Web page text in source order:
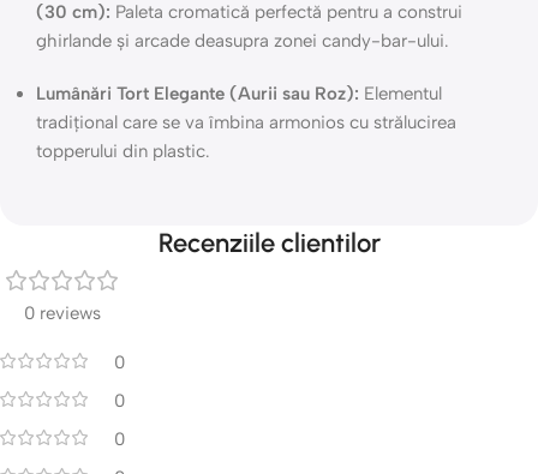
(30 cm): Paleta cromatică perfectă pentru a construi
ghirlande și arcade deasupra zonei candy-bar-ului.
Lumânări Tort Elegante (Aurii sau Roz): Elementul
tradițional care se va îmbina armonios cu strălucirea
topperului din plastic.
Recenziile clientilor
0 reviews
0
0
0